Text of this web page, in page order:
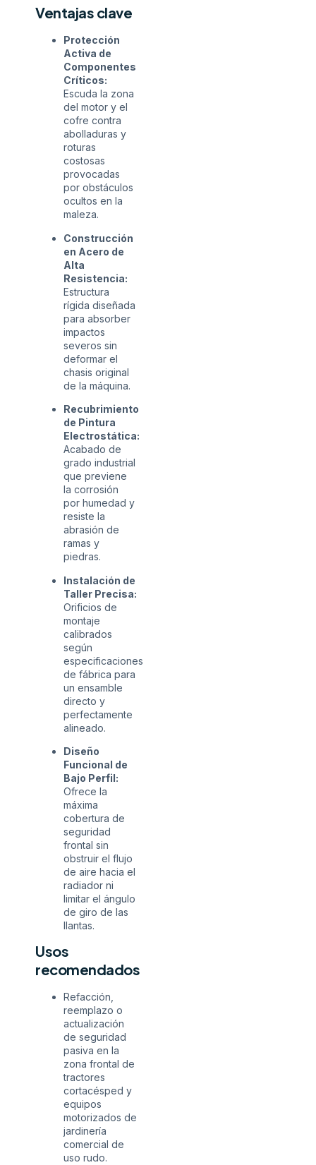
Ventajas clave
Protección
Activa de
Componentes
Críticos:
Escuda la zona
del motor y el
cofre contra
abolladuras y
roturas
costosas
provocadas
por obstáculos
ocultos en la
maleza.
Construcción
en Acero de
Alta
Resistencia:
Estructura
rígida diseñada
para absorber
impactos
severos sin
deformar el
chasis original
de la máquina.
Recubrimiento
de Pintura
Electrostática:
Acabado de
grado industrial
que previene
la corrosión
por humedad y
resiste la
abrasión de
ramas y
piedras.
Instalación de
Taller Precisa:
Orificios de
montaje
calibrados
según
especificaciones
de fábrica para
un ensamble
directo y
perfectamente
alineado.
Diseño
Funcional de
Bajo Perfil:
Ofrece la
máxima
cobertura de
seguridad
frontal sin
obstruir el flujo
de aire hacia el
radiador ni
limitar el ángulo
de giro de las
llantas.
Usos
recomendados
Refacción,
reemplazo o
actualización
de seguridad
pasiva en la
zona frontal de
tractores
cortacésped y
equipos
motorizados de
jardinería
comercial de
uso rudo.